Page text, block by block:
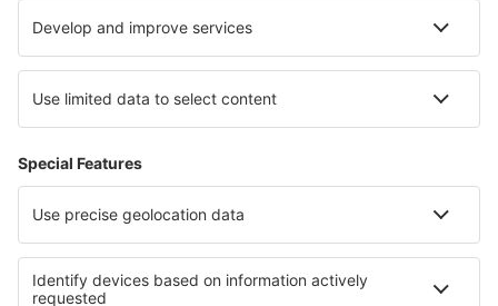
Hoteluri in Napa Valley Hoteluri la Cascada Victoria
Hoteluri in Abruzzo Hoteluri in Lesbos